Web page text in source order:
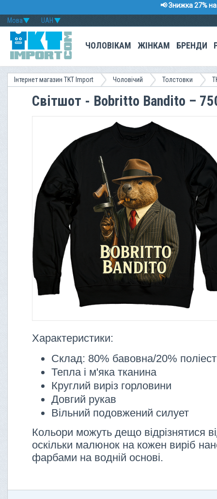
📢 Знижка 27%
UAH
Мова
ЧОЛОВІКАМ ЖІНКАМ БРЕНДИ
Інтернет магазин TKT Import Чоловічий Толстовки
Світшот - Bobritto Bandito –
Характеристики:
Склад: 80% бавовна/20%
Тепла і м'яка тканина
Круглий виріз горловини
Довгий рукав
Вільний подовжений силует
Кольори можуть дещо відрізнятися
оскільки малюнок на кожен виріб
фарбами на водній основі.